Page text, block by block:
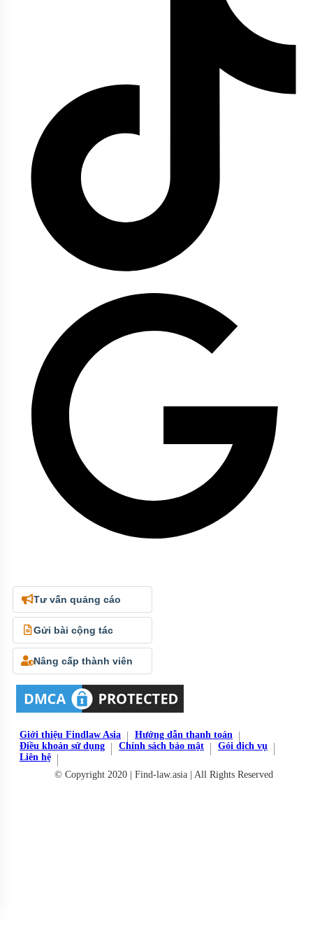
Tư vấn quảng cáo
Gửi bài cộng tác
Nâng cấp thành viên
Giới thiệu Findlaw Asia
Hướng dẫn thanh toán
Điều khoản sử dụng
Chính sách bảo mật
Gói dịch vụ
Liên hệ
© Copyright 2020 | Find-law.asia | All Rights Reserved